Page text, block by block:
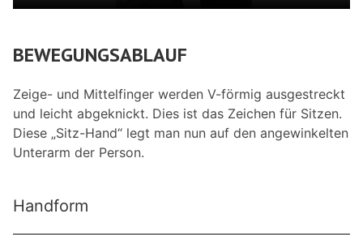
BEWEGUNGSABLAUF
Zeige- und Mittelfinger werden V-förmig ausgestreckt
und leicht abgeknickt. Dies ist das Zeichen für Sitzen.
Diese „Sitz-Hand“ legt man nun auf den angewinkelten
Unterarm der Person.
Handform